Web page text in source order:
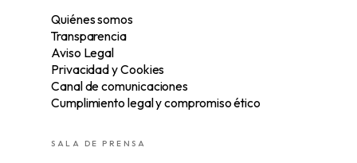
Quiénes somos
Transparencia
Aviso Legal
Privacidad y Cookies
Canal de comunicaciones
Cumplimiento legal y compromiso ético
SALA DE PRENSA